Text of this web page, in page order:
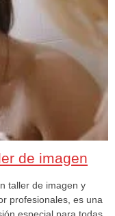
de imagen
taller de imagen y
profesionales, es una
especial para todas